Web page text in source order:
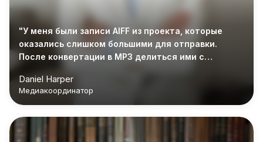
"У меня были записи AIFF из проекта, которые
оказались слишком большими для отправки.
После конвертации в MP3 делиться ими с
Daniel Harper
Медиакоординатор